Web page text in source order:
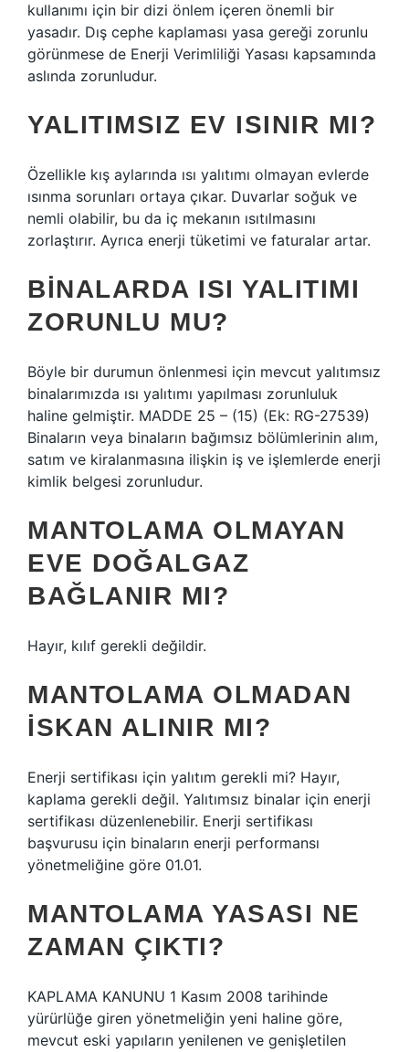
kullanımı için bir dizi önlem içeren önemli bir
yasadır. Dış cephe kaplaması yasa gereği zorunlu
görünmese de Enerji Verimliliği Yasası kapsamında
aslında zorunludur.
YALITIMSIZ EV ISINIR MI?
Özellikle kış aylarında ısı yalıtımı olmayan evlerde
ısınma sorunları ortaya çıkar. Duvarlar soğuk ve
nemli olabilir, bu da iç mekanın ısıtılmasını
zorlaştırır. Ayrıca enerji tüketimi ve faturalar artar.
BINALARDA ISI YALITIMI
ZORUNLU MU?
Böyle bir durumun önlenmesi için mevcut yalıtımsız
binalarımızda ısı yalıtımı yapılması zorunluluk
haline gelmiştir. MADDE 25 – (15) (Ek: RG-27539)
Binaların veya binaların bağımsız bölümlerinin alım,
satım ve kiralanmasına ilişkin iş ve işlemlerde enerji
kimlik belgesi zorunludur.
MANTOLAMA OLMAYAN
EVE DOĞALGAZ
BAĞLANIR MI?
Hayır, kılıf gerekli değildir.
MANTOLAMA OLMADAN
ISKAN ALINIR MI?
Enerji sertifikası için yalıtım gerekli mi? Hayır,
kaplama gerekli değil. Yalıtımsız binalar için enerji
sertifikası düzenlenebilir. Enerji sertifikası
başvurusu için binaların enerji performansı
yönetmeliğine göre 01.01.
MANTOLAMA YASASI NE
ZAMAN ÇIKTI?
KAPLAMA KANUNU 1 Kasım 2008 tarihinde
yürürlüğe giren yönetmeliğin yeni haline göre,
mevcut eski yapıların yenilenen ve genişletilen